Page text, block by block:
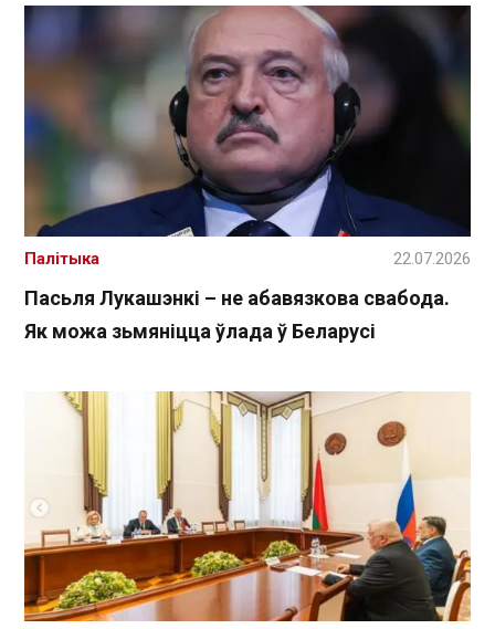
Пасьля Лукашэнкі – не абавязкова свабода.
Як можа зьмяніцца ўлада ў Беларусі
Палітыка 22.07.2026